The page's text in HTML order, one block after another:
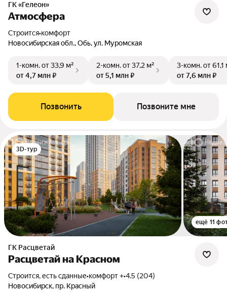
ГК «Гелеон»
Атмосфера
Строится•комфорт
Новосибирская обл., Обь, ул. Муромская
1-комн.от 33,9 м²
от 4,7 млн ₽
2-комн.от 37,2 м²
от 5,1 млн ₽
3-комн.от 61,1
от 7,6 млн ₽
Позвонить Позвоните мне
3D-тур
ещё 11
ГК Расцветай
Расцветай на Красном
Строится, есть сданные•комфорт +•4.5 (204)
Новосибирск, пр. Красный